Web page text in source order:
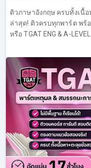
ติวภาษาอังกฤษ ครบทั้งเนื้
ล่าสุด! ติวครบทุกพาร์ต พร้
หรือ TGAT ENG & A-